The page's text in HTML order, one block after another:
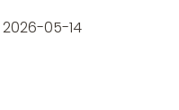
2026-05-14